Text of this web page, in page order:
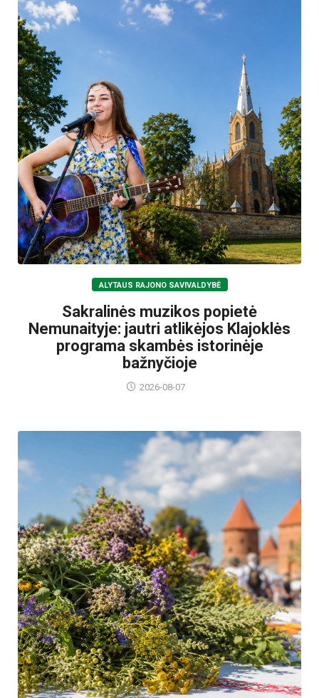
ALYTAUS RAJONO SAVIVALDYBĖ
Sakralinės muzikos popietė
Nemunaityje: jautri atlikėjos Klajoklės
programa skambės istorinėje
bažnyčioje
2026-08-07